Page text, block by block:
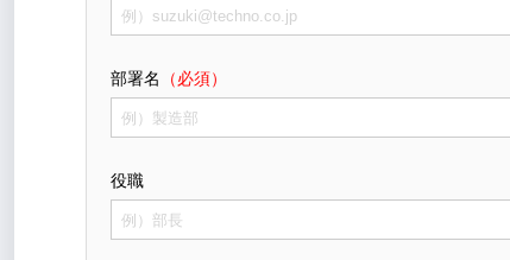
部署名 （必須）
役職